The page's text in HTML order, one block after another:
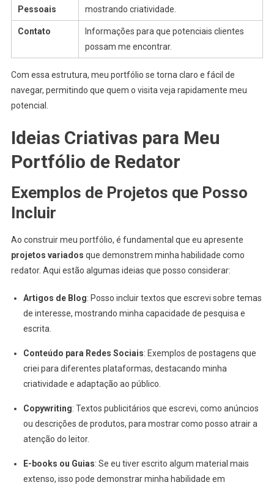
Pessoais
mostrando criatividade.
Contato
Informações para que potenciais clientes
possam me encontrar.
Com essa estrutura, meu portfólio se torna claro e fácil de
navegar, permitindo que quem o visita veja rapidamente meu
potencial.
Ideias Criativas para Meu
Portfólio de Redator
Exemplos de Projetos que Posso
Incluir
Ao construir meu portfólio, é fundamental que eu apresente
projetos variados que demonstrem minha habilidade como
redator. Aqui estão algumas ideias que posso considerar:
Artigos de Blog: Posso incluir textos que escrevi sobre temas
de interesse, mostrando minha capacidade de pesquisa e
escrita.
Conteúdo para Redes Sociais: Exemplos de postagens que
criei para diferentes plataformas, destacando minha
criatividade e adaptação ao público.
Copywriting: Textos publicitários que escrevi, como anúncios
ou descrições de produtos, para mostrar como posso atrair a
atenção do leitor.
E-books ou Guias: Se eu tiver escrito algum material mais
extenso, isso pode demonstrar minha habilidade em